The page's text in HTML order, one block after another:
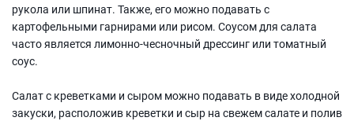
рукола или шпинат. Также, его можно подавать с
картофельными гарнирами или рисом. Соусом для салата
часто является лимонно-чесночный дрессинг или томатный
соус.
Салат с креветками и сыром можно подавать в виде холодной
закуски, расположив креветки и сыр на свежем салате и полив